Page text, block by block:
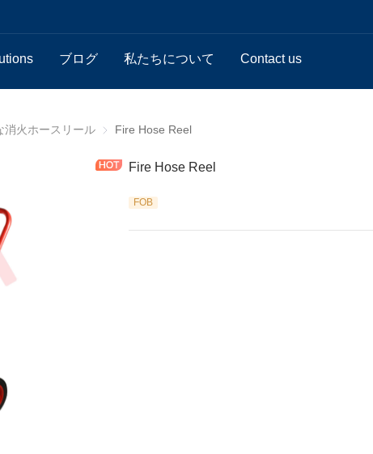
ブログ 私たちについて Contact us
ール
消火ホースリール 一般的な消火ホースリール
Fire Hose Reel
Fire Hose Reel
FOB